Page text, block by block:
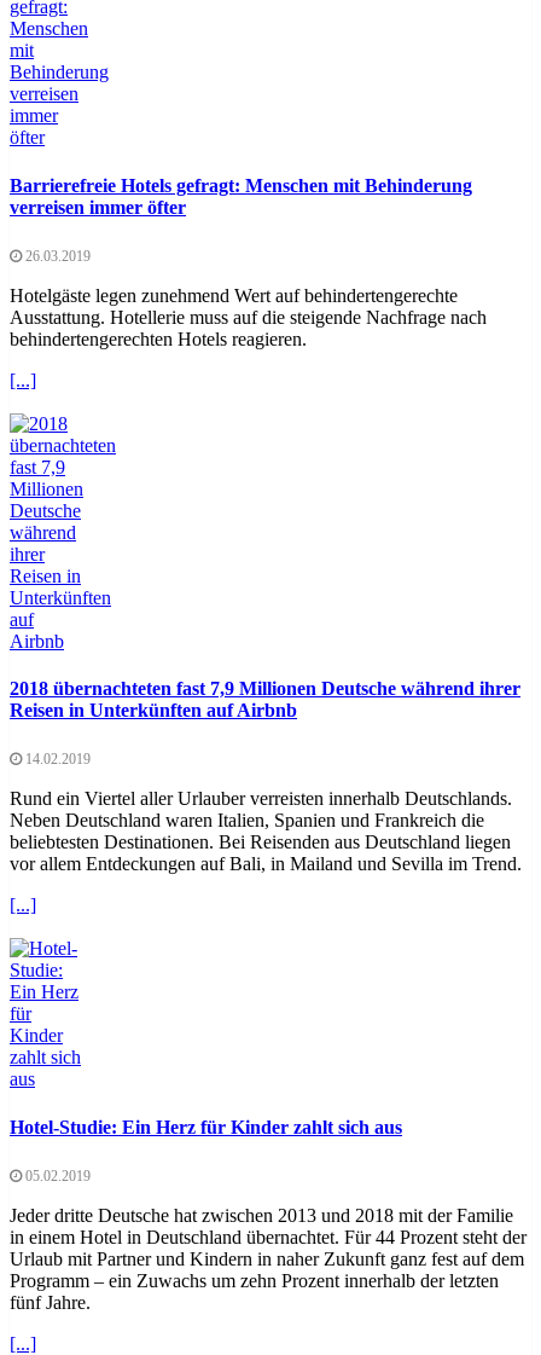
Barrierefreie Hotels gefragt: Menschen mit Behinderung
verreisen immer öfter
26.03.2019
Hotelgäste legen zunehmend Wert auf behindertengerechte
Ausstattung. Hotellerie muss auf die steigende Nachfrage nach
behindertengerechten Hotels reagieren.
[...]
2018 übernachteten fast 7,9 Millionen Deutsche während ihrer
Reisen in Unterkünften auf Airbnb
14.02.2019
Rund ein Viertel aller Urlauber verreisten innerhalb Deutschlands.
Neben Deutschland waren Italien, Spanien und Frankreich die
beliebtesten Destinationen. Bei Reisenden aus Deutschland liegen
vor allem Entdeckungen auf Bali, in Mailand und Sevilla im Trend.
[...]
Hotel-Studie: Ein Herz für Kinder zahlt sich aus
05.02.2019
Jeder dritte Deutsche hat zwischen 2013 und 2018 mit der Familie
in einem Hotel in Deutschland übernachtet. Für 44 Prozent steht der
Urlaub mit Partner und Kindern in naher Zukunft ganz fest auf dem
Programm – ein Zuwachs um zehn Prozent innerhalb der letzten
fünf Jahre.
[...]